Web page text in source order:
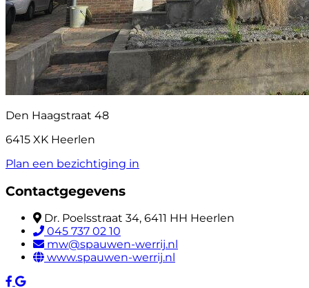
Den Haagstraat 48
6415 XK Heerlen
Plan een bezichtiging in
Contactgegevens
Dr. Poelsstraat 34, 6411 HH Heerlen
045 737 02 10
mw@spauwen-werrij.nl
www.spauwen-werrij.nl